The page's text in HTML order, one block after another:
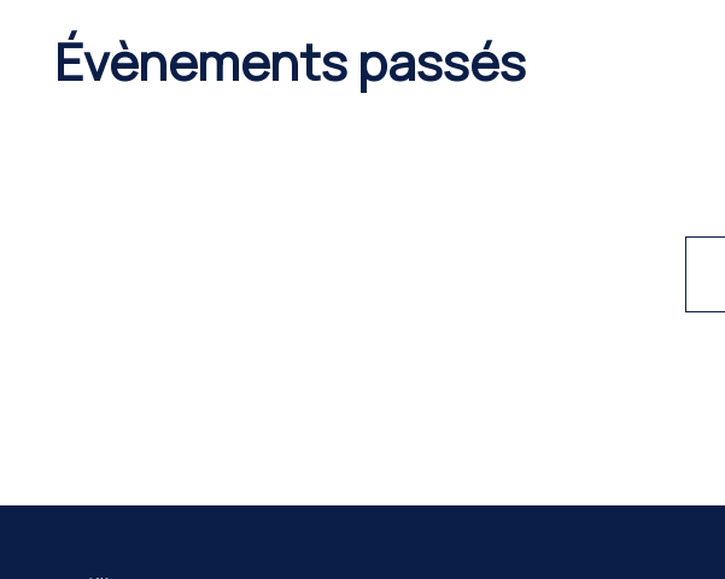
Évènements passés